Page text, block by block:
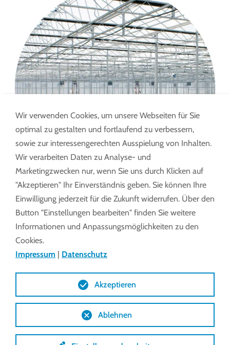
Wir verwenden Cookies, um unsere Webseiten für Sie
optimal zu gestalten und fortlaufend zu verbessern,
sowie zur interessengerechten Ausspielung von Inhalten.
Wir verarbeiten Daten zu Analyse- und
Marketingzwecken nur, wenn Sie uns durch Klicken auf
"Akzeptieren" Ihr Einverständnis geben. Sie können Ihre
Einwilligung jederzeit für die Zukunft widerrufen. Über den
Button "Einstellungen bearbeiten" finden Sie weitere
Informationen und Anpassungsmöglichkeiten zu den
Cookies.
Impressum | Datenschutz
Ablehnen
Akzeptieren